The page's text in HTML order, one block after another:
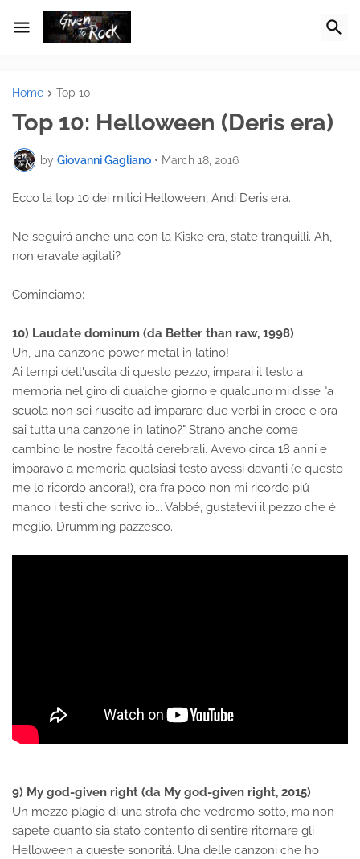
Home Top 10
Top 10: Helloween (Deris era)
by Giovanni Gagliano • March 18, 2016
Ecco la top 10 dei mitici Helloween, Andi Deris era.
Ne seguirá anche una con la Kiske era, state tranquilli. Ah,
non eravate agitati?
Cominciamo:
10) Laudate dominum (da Better than raw, 1998)
Uh, una canzone power metal in latino!
Ai tempi dell'uscita di questo pezzo, imparai il testo a
memoria nel giro di qualche giorno e qualcuno mi disse "a
scuola non sei riuscito ad imparare due verbi in croce e ora
sai tutta una canzone in latino?" Strano anche come
cambino le nostre facoltá cerebrali. Avevo circa 18 anni e
imparavo a memoria qualsiasi testo avessi davanti (e questo
me lo ricordo ancora!), ora fra poco non mi ricordo piú
manco i testi che scrivo io... Vabbé, gustatevi il pezzo che é
meglio. Drumming pazzesco.
9) My god-given right (da My god-given right, 2015)
Un mezzo plagio di una strofa che vedremo sotto, ma non
sapete quanto sia stato contento di sentire ritornare gli
Helloween a queste sonoritá. Una delle canzoni che ho